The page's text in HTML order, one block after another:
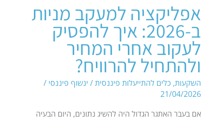
אפליקציה למעקב מניות
ב-2026: איך להפסיק
לעקוב אחרי המחיר
ולהתחיל להרוויח?
השקעות, כלים להתייעלות פיננסית/ ינשוף פיננסי /
21/04/2026
אם בעבר האתגר הגדול היה להשיג נתונים, היום הבעיה